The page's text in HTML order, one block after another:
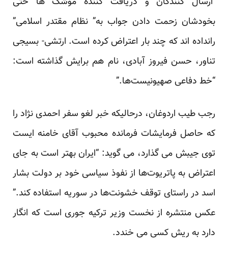
بخودشان زحمت دادن جواب به” نظام مقتدر اسلامی”
رانداده اند که چند بار اعتراض کرده است. ارتشی- بسیجی
تناور، حسن فیروز آبادی، نام هم برایش گذاشته است:
“خط دفاعی صهیونیست‌ها.”
رجب طیب اردوغان، درحالیکه خبر لغو سفر احمدی نژاد را
که حاصل فرمایشات فرمانده محبوب آقای خامنه ایست
توی جیبش می گذارد، می گوید: “ایران بهتر است به جای
اعتراض به پاتریوت‌ها از نفوذ سیاسی خود بر دولت بشار
اسد در راستای توقف خشونت‌ها در سوریه استفاده کند.”
عکس منتشره از نخست وزیر ترکیه جوری است که انگار
دارد به ریش کسی می خندد.